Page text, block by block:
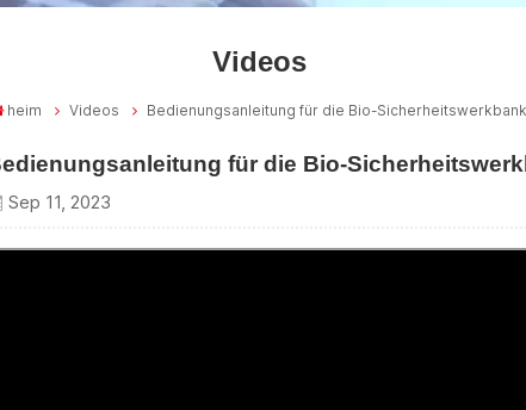
Videos
heim Videos Bedienungsanleitung für die Bio-Sicherheitswerkbank
für die Bio-
Sep 11, 2023